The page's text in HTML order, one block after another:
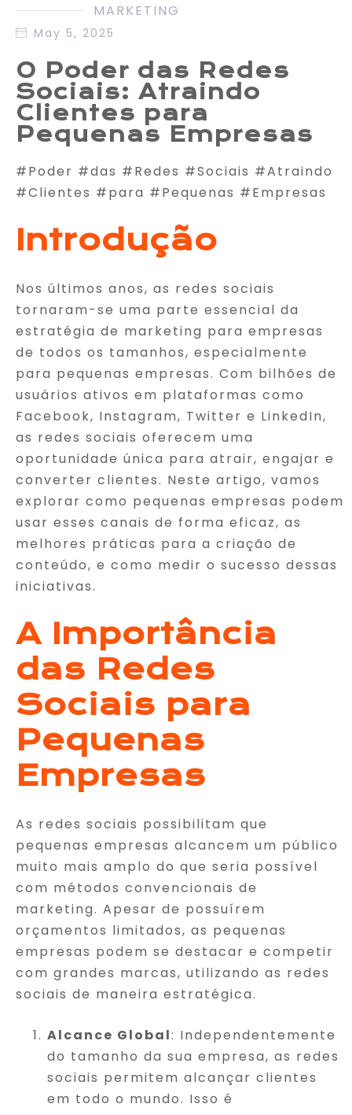
MARKETING
May 5, 2025
O Poder das Redes
Sociais: Atraindo
Clientes para
Pequenas Empresas
#Poder #das #Redes #Sociais #Atraindo
#Clientes #para #Pequenas #Empresas
Introdução
Nos últimos anos, as redes sociais
tornaram-se uma parte essencial da
estratégia de marketing para empresas
de todos os tamanhos, especialmente
para pequenas empresas. Com bilhões de
usuários ativos em plataformas como
Facebook, Instagram, Twitter e LinkedIn,
as redes sociais oferecem uma
oportunidade única para atrair, engajar e
converter clientes. Neste artigo, vamos
explorar como pequenas empresas podem
usar esses canais de forma eficaz, as
melhores práticas para a criação de
conteúdo, e como medir o sucesso dessas
iniciativas.
A Importância
das Redes
Sociais para
Pequenas
Empresas
As redes sociais possibilitam que
pequenas empresas alcancem um público
muito mais amplo do que seria possível
com métodos convencionais de
marketing. Apesar de possuírem
orçamentos limitados, as pequenas
empresas podem se destacar e competir
com grandes marcas, utilizando as redes
sociais de maneira estratégica.
Alcance Global: Independentemente
do tamanho da sua empresa, as redes
sociais permitem alcançar clientes
em todo o mundo. Isso é